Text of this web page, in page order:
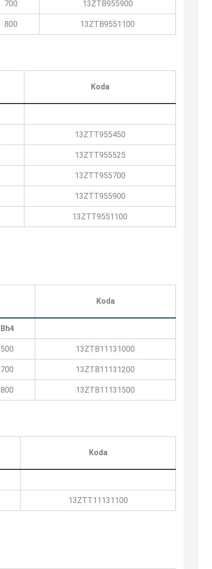
700 13ZTB955900
800 13ZTB9551100
Koda
13ZTT955450
13ZTT955525
13ZTT955700
13ZTT955900
13ZTT9551100
Koda
Bh4
500 13ZTB11131000
700 13ZTB11131200
800 13ZTB11131500
Koda
13ZTT11131100